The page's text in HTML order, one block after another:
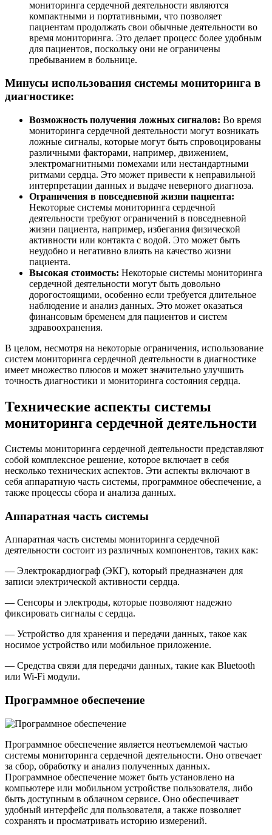
мониторинга сердечной деятельности являются
компактными и портативными, что позволяет
пациентам продолжать свои обычные деятельности во
время мониторинга. Это делает процесс более удобным
для пациентов, поскольку они не ограничены
пребыванием в больнице.
Минусы использования системы мониторинга в
диагностике:
Возможность получения ложных сигналов: Во время
мониторинга сердечной деятельности могут возникать
ложные сигналы, которые могут быть спровоцированы
различными факторами, например, движением,
электромагнитными помехами или нестандартными
ритмами сердца. Это может привести к неправильной
интерпретации данных и выдаче неверного диагноза.
Ограничения в повседневной жизни пациента:
Некоторые системы мониторинга сердечной
деятельности требуют ограничений в повседневной
жизни пациента, например, избегания физической
активности или контакта с водой. Это может быть
неудобно и негативно влиять на качество жизни
пациента.
Высокая стоимость: Некоторые системы мониторинга
сердечной деятельности могут быть довольно
дорогостоящими, особенно если требуется длительное
наблюдение и анализ данных. Это может оказаться
финансовым бременем для пациентов и систем
здравоохранения.
В целом, несмотря на некоторые ограничения, использование
систем мониторинга сердечной деятельности в диагностике
имеет множество плюсов и может значительно улучшить
точность диагностики и мониторинга состояния сердца.
Технические аспекты системы
мониторинга сердечной деятельности
Системы мониторинга сердечной деятельности представляют
собой комплексное решение, которое включает в себя
несколько технических аспектов. Эти аспекты включают в
себя аппаратную часть системы, программное обеспечение, а
также процессы сбора и анализа данных.
Аппаратная часть системы
Аппаратная часть системы мониторинга сердечной
деятельности состоит из различных компонентов, таких как:
— Электрокардиограф (ЭКГ), который предназначен для
записи электрической активности сердца.
— Сенсоры и электроды, которые позволяют надежно
фиксировать сигналы с сердца.
— Устройство для хранения и передачи данных, такое как
носимое устройство или мобильное приложение.
— Средства связи для передачи данных, такие как Bluetooth
или Wi-Fi модули.
Программное обеспечение
Программное обеспечение является неотъемлемой частью
системы мониторинга сердечной деятельности. Оно отвечает
за сбор, обработку и анализ полученных данных.
Программное обеспечение может быть установлено на
компьютере или мобильном устройстве пользователя, либо
быть доступным в облачном сервисе. Оно обеспечивает
удобный интерфейс для пользователя, а также позволяет
сохранять и просматривать историю измерений.